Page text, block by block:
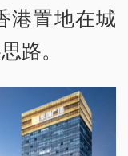
港置地在城
路。